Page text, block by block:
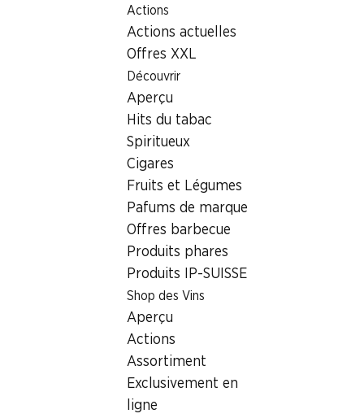
Actions
Actions actuelles
Offres XXL
Découvrir
Aperçu
Hits du tabac
Spiritueux
Cigares
Fruits et Légumes
Pafums de marque
Offres barbecue
Produits phares
Produits IP-SUISSE
Shop des Vins
Aperçu
Actions
Assortiment
Exclusivement en
ligne
Localisateur de succursales
Succursale Denner Waldeggstrasse 30, 3097 Liebefeld
3097 Liebefeld
Succursale Denner
Waldeggstrasse 30, 3097 Liebefeld
Heures d'ouverture